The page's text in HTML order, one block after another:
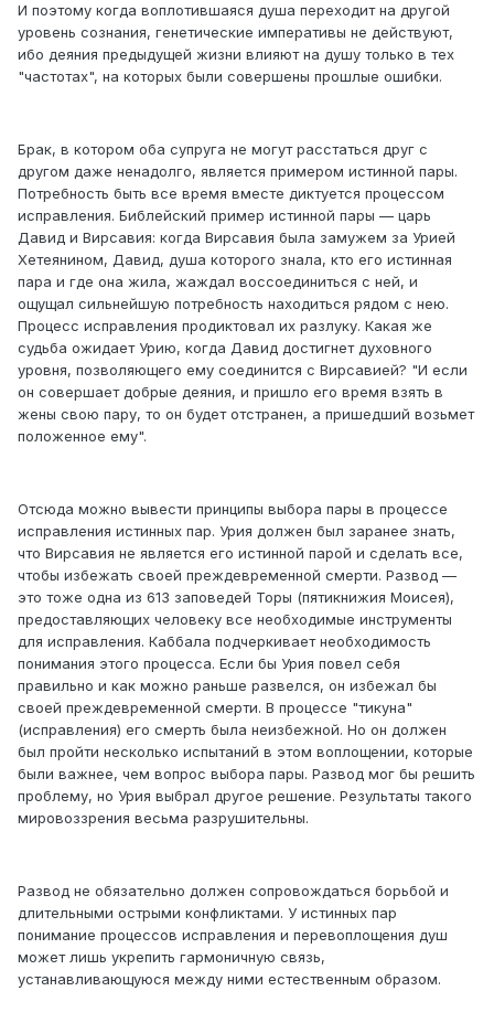
И поэтому когда воплотившаяся душа переходит на другой
уровень сознания, генетические императивы не действуют,
ибо деяния предыдущей жизни влияют на душу только в тех
"частотах", на которых были совершены прошлые ошибки.
Брак, в котором оба супруга не могут расстаться друг с
другом даже ненадолго, является примером истинной пары.
Потребность быть все время вместе диктуется процессом
исправления. Библейский пример истинной пары — царь
Давид и Вирсавия: когда Вирсавия была замужем за Урией
Хетеянином, Давид, душа которого знала, кто его истинная
пара и где она жила, жаждал воссоединиться с ней, и
ощущал сильнейшую потребность находиться рядом с нею.
Процесс исправления продиктовал их разлуку. Какая же
судьба ожидает Урию, когда Давид достигнет духовного
уровня, позволяющего ему соединится с Вирсавией? "И если
он совершает добрые деяния, и пришло его время взять в
жены свою пару, то он будет отстранен, а пришедший возьмет
положенное ему".
Отсюда можно вывести принципы выбора пары в процессе
исправления истинных пар. Урия должен был заранее знать,
что Вирсавия не является его истинной парой и сделать все,
чтобы избежать своей преждевременной смерти. Развод —
это тоже одна из 613 заповедей Торы (пятикнижия Моисея),
предоставляющих человеку все необходимые инструменты
для исправления. Каббала подчеркивает необходимость
понимания этого процесса. Если бы Урия повел себя
правильно и как можно раньше развелся, он избежал бы
своей преждевременной смерти. В процессе "тикуна"
(исправления) его смерть была неизбежной. Но он должен
был пройти несколько испытаний в этом воплощении, которые
были важнее, чем вопрос выбора пары. Развод мог бы решить
проблему, но Урия выбрал другое решение. Результаты такого
мировоззрения весьма разрушительны.
Развод не обязательно должен сопровождаться борьбой и
длительными острыми конфликтами. У истинных пар
понимание процессов исправления и перевоплощения душ
может лишь укрепить гармоничную связь,
устанавливающуюся между ними естественным образом.